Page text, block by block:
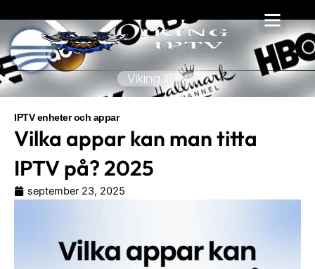
innehåll
Viking IPTV
IPTV enheter och appar
Vilka appar kan man titta
IPTV på? 2025
september 23, 2025